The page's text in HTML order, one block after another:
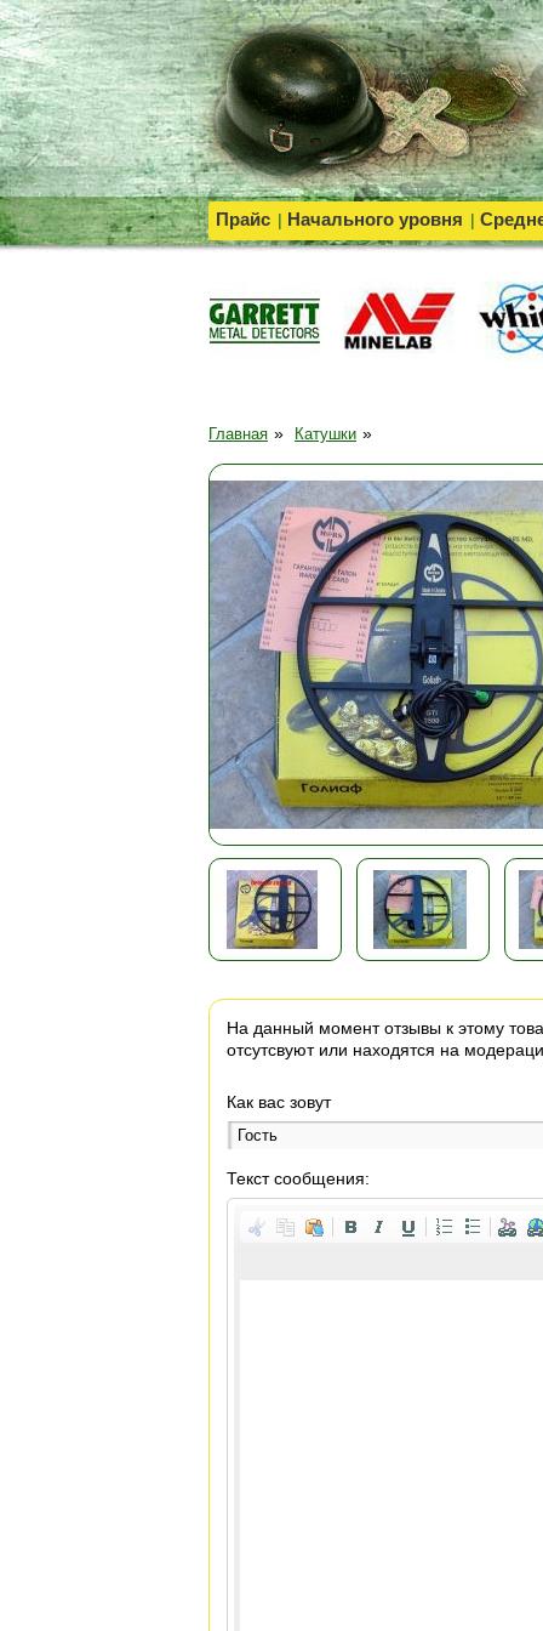
Прайс | Начального уровня |
Главная » Катушки »
На данный момент отзывы к этому
отсутсвуют или находятся на
Как вас зовут
Текст сообщения: